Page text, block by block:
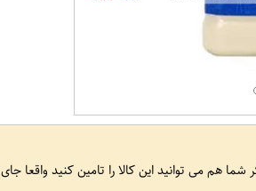
شما هم می توانید این کالا را تامین کنید واقعا جای